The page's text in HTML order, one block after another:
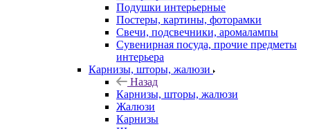
Подушки интерьерные
Постеры, картины, фоторамки
Свечи, подсвечники, аромалампы
Сувенирная посуда, прочие предметы
интерьера
Карнизы, шторы, жалюзи
Назад
Карнизы, шторы, жалюзи
Жалюзи
Карнизы